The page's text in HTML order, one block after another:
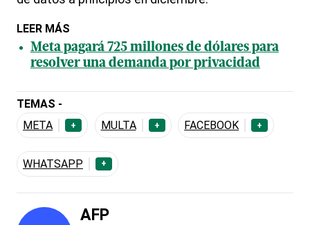
LEER MÁS
Meta pagará 725 millones de dólares para
resolver una demanda por privacidad
TEMAS -
META
+ MULTA + FACEBOOK +
WHATSAPP +
AFP